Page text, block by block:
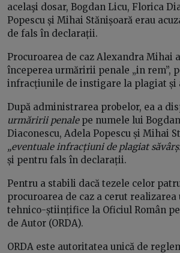
acelaşi dosar, Bogdan Licu, Florica
Popescu și Mihai Stănișoară erau
de fals în declarații.
Procuroarea de caz Alexandra Mihai
începerea urmăririi penale „in rem”,
infracțiunile de instigare la plagiat și
După administrarea probelor, ea a
urmăririi penalepe numele lui
Diaconescu, Adela Popescu și Mihai
„eventuale infracțiuni de plagiat
și pentru fals în declarații.
Pentru a stabili dacă tezele celor
procuroarea de caz a cerut
tehnico-științifice la Oficiul Român
de Autor (ORDA).
ORDA este autoritatea unică de